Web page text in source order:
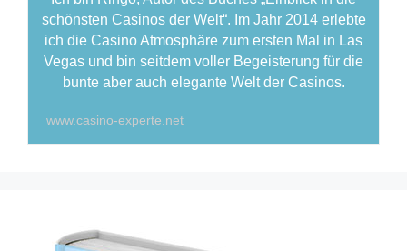
schönsten Casinos der Welt“. Im Jahr 2014 erlebte
ich die Casino Atmosphäre zum ersten Mal in Las
Vegas und bin seitdem voller Begeisterung für die
bunte aber auch elegante Welt der Casinos.
www.casino-experte.net